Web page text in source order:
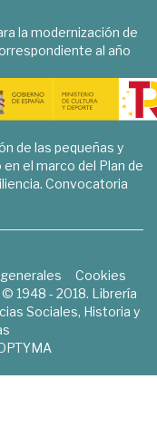
la modernización de
al año
de las pequeñas y
el marco del Plan de
Convocatoria
Cookies
1948 - 2018. Librería
Sociales, Historia y